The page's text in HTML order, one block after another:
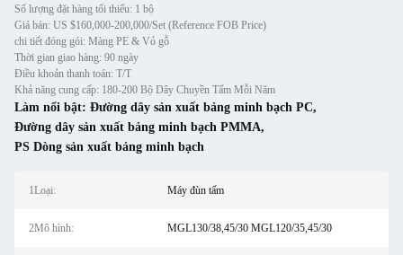
Số lượng đặt hàng tối thiểu: 1 bộ
Giá bán: US $160,000-200,000/Set (Reference FOB Price)
chi tiết đóng gói: Màng PE & Vỏ gỗ
Thời gian giao hàng: 90 ngày
Điều khoản thanh toán: T/T
Khả năng cung cấp: 180-200 Bộ Dây Chuyền Tấm Mỗi Năm
Làm nổi bật: Đường dây sản xuất bảng minh bạch PC,
Đường dây sản xuất bảng minh bạch PMMA,
PS Dòng sản xuất bảng minh bạch
1Loại: Máy đùn tấm
2Mô hình: MGL130/38,45/30 MGL120/35,45/30